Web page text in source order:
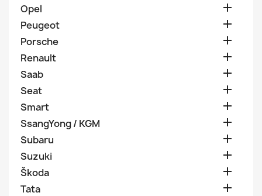
Opel 
Peugeot 
Porsche 
Renault 
Saab 
Seat 
Smart 
SsangYong / KGM 
Subaru 
Suzuki 
Škoda 
Tata 